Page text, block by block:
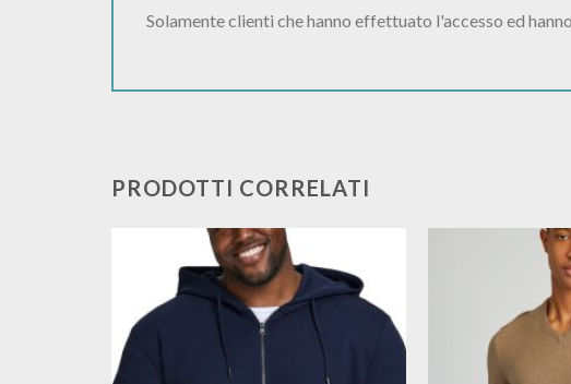
Solamente clienti che hanno effettuato l'accesso ed
PRODOTTI CORRELATI